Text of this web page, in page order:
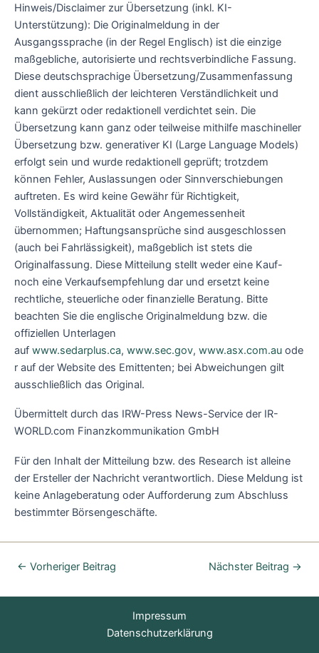
Hinweis/Disclaimer zur Übersetzung (inkl. KI-
Unterstützung): Die Originalmeldung in der
Ausgangssprache (in der Regel Englisch) ist die einzige
maßgebliche, autorisierte und rechtsverbindliche Fassung.
Diese deutschsprachige Übersetzung/Zusammenfassung
dient ausschließlich der leichteren Verständlichkeit und
kann gekürzt oder redaktionell verdichtet sein. Die
Übersetzung kann ganz oder teilweise mithilfe maschineller
Übersetzung bzw. generativer KI (Large Language Models)
erfolgt sein und wurde redaktionell geprüft; trotzdem
können Fehler, Auslassungen oder Sinnverschiebungen
auftreten. Es wird keine Gewähr für Richtigkeit,
Vollständigkeit, Aktualität oder Angemessenheit
übernommen; Haftungsansprüche sind ausgeschlossen
(auch bei Fahrlässigkeit), maßgeblich ist stets die
Originalfassung. Diese Mitteilung stellt weder eine Kauf-
noch eine Verkaufsempfehlung dar und ersetzt keine
rechtliche, steuerliche oder finanzielle Beratung. Bitte
beachten Sie die englische Originalmeldung bzw. die
offiziellen Unterlagen
auf www.sedarplus.ca, www.sec.gov, www.asx.com.au ode
r auf der Website des Emittenten; bei Abweichungen gilt
ausschließlich das Original.
Übermittelt durch das IRW-Press News-Service der IR-
WORLD.com Finanzkommunikation GmbH
Für den Inhalt der Mitteilung bzw. des Research ist alleine
der Ersteller der Nachricht verantwortlich. Diese Meldung ist
keine Anlageberatung oder Aufforderung zum Abschluss
bestimmter Börsengeschäfte.
← Vorheriger Beitrag Nächster Beitrag →
Impressum
Datenschutzerklärung